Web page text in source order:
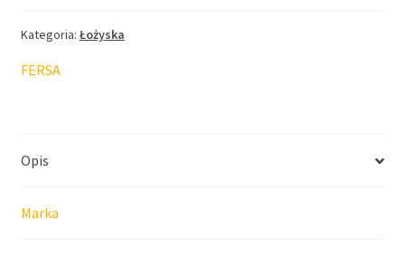
Kategoria: Łożyska
FERSA
Opis
Marka